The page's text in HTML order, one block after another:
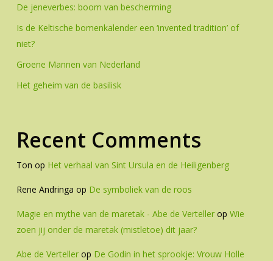
De jeneverbes: boom van bescherming
Is de Keltische bomenkalender een ‘invented tradition’ of
niet?
Groene Mannen van Nederland
Het geheim van de basilisk
Recent Comments
Ton op Het verhaal van Sint Ursula en de Heiligenberg
Rene Andringa op De symboliek van de roos
Magie en mythe van de maretak - Abe de Vertellerop Wie
zoen jij onder de maretak (mistletoe) dit jaar?
Abe de Vertellerop De Godin in het sprookje: Vrouw Holle